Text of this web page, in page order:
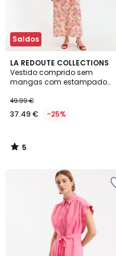
Saldos
LA REDOUTE COLLECTIONS
Vestido comprido sem
mangas com estampado
49.99 €
37.49 € -25%
5
/
5
5
/